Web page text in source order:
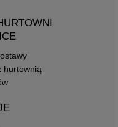
hurtownią